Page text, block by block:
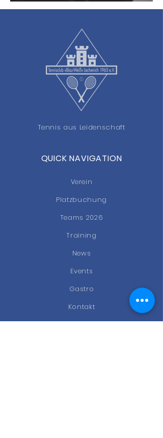
Tennis aus Leidenschaft
QUICK NAVIGATION
Verein
Platzbuchung
Teams 2026
Training
News
Events
Gastro
Kontakt